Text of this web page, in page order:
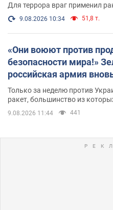
Для террора враг применил
9.08.2026 10:34 51,8 т.
«Они воюют против
безопасности мира!»
российская армия
Одессе
Только за неделю против
ракет, большинство из
9.08.2026 11:44 441